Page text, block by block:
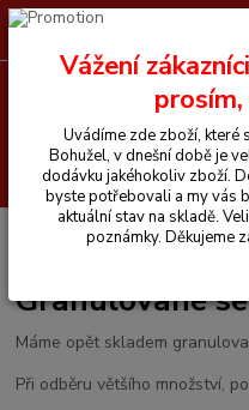
+420 605 255 500
Granulované seno
Granulované
Máme opět skladem
Při odběru většího množství,
Vážení
Uvádíme zde zboží, které
Bohužel, v dnešní době je
dodávku jakéhokoliv zboží.
byste potřebovali a my vás
aktuální stav na skladě.
poznámky. Děkujeme